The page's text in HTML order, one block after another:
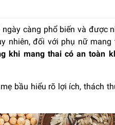
càng phổ biến và được
nhiên, đối với phụ nữ
khi mang thai có an toàn
bầu hiểu rõ lợi ích, thách